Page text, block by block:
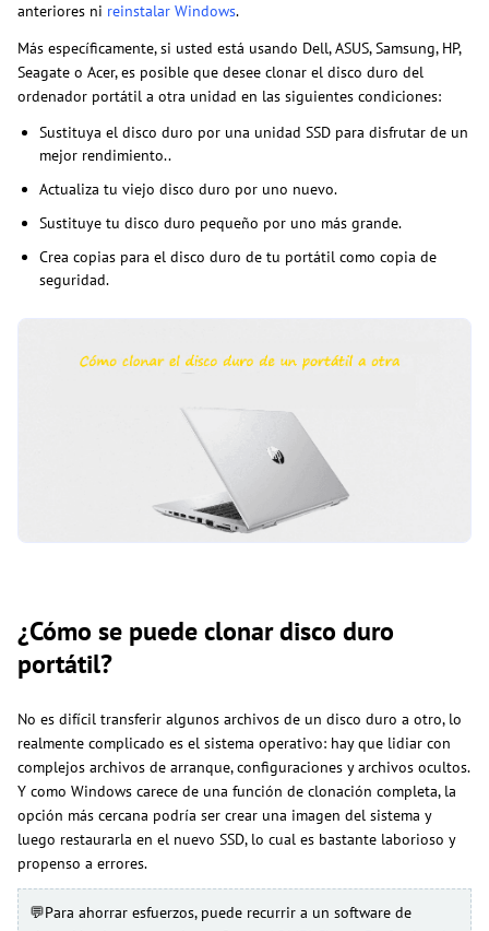
anteriores ni reinstalar Windows.
Más específicamente, si usted está usando Dell, ASUS, Samsung, HP,
Seagate o Acer, es posible que desee clonar el disco duro del
ordenador portátil a otra unidad en las siguientes condiciones:
Sustituya el disco duro por una unidad SSD para disfrutar de un
mejor rendimiento..
Actualiza tu viejo disco duro por uno nuevo.
Sustituye tu disco duro pequeño por uno más grande.
Crea copias para el disco duro de tu portátil como copia de
seguridad.
¿Cómo se puede clonar disco duro
portátil?
No es difícil transferir algunos archivos de un disco duro a otro, lo
realmente complicado es el sistema operativo: hay que lidiar con
complejos archivos de arranque, configuraciones y archivos ocultos.
Y como Windows carece de una función de clonación completa, la
opción más cercana podría ser crear una imagen del sistema y
luego restaurarla en el nuevo SSD, lo cual es bastante laborioso y
propenso a errores.
💬Para ahorrar esfuerzos, puede recurrir a un software de